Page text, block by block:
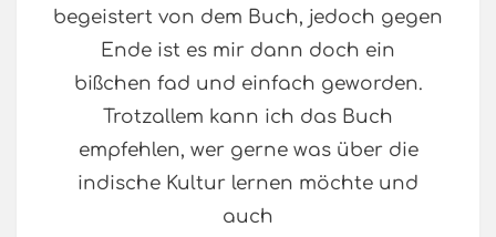
begeistert von dem Buch, jedoch gegen
Ende ist es mir dann doch ein
bißchen fad und einfach geworden.
Trotzallem kann ich das Buch
empfehlen, wer gerne was über die
indische Kultur lernen möchte und
auch